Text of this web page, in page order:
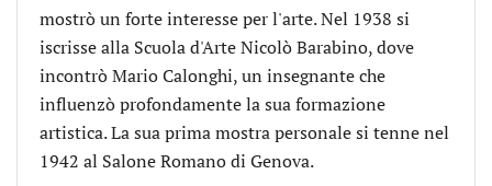
mostrò un forte interesse per l'arte. Nel 1938 si
iscrisse alla Scuola d'Arte Nicolò Barabino, dove
incontrò Mario Calonghi, un insegnante che
influenzò profondamente la sua formazione
artistica. La sua prima mostra personale si tenne nel
1942 al Salone Romano di Genova.